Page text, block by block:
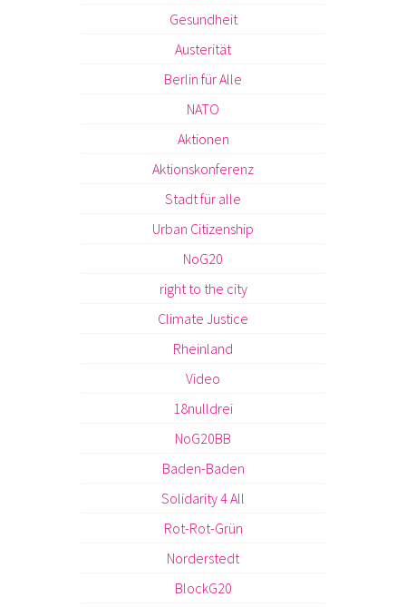
Gesundheit
Austerität
Berlin für Alle
NATO
Aktionen
Aktionskonferenz
Stadt für alle
Urban Citizenship
NoG20
right to the city
Climate Justice
Rheinland
Video
18nulldrei
NoG20BB
Baden-Baden
Solidarity 4 All
Rot-Rot-Grün
Norderstedt
BlockG20